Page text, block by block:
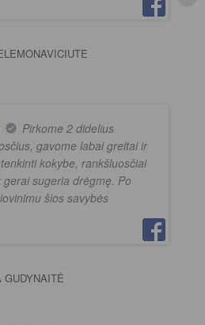
Pirkome 2 didelius
gavome labai greitai ir
kokybe, rankšluosčiai
sugeria drėgmę. Po
šios savybės
GUDYNAITĖ